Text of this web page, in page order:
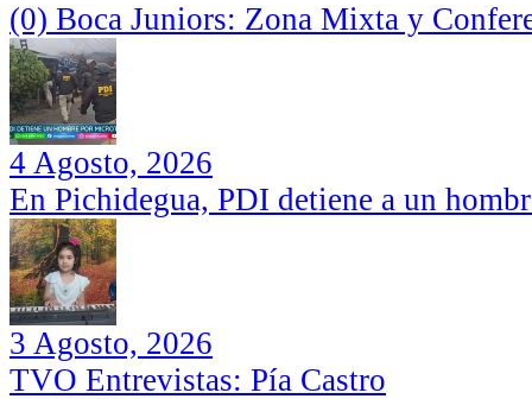
(0) Boca Juniors: Zona Mixta y
4 Agosto, 2026
En Pichidegua, PDI detiene a un
3 Agosto, 2026
TVO Entrevistas: Pía Castro